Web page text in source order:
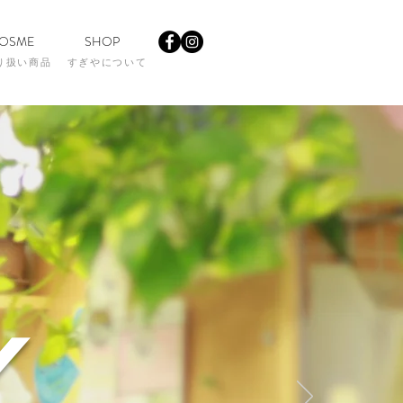
SHOP
扱い商品 すぎやについて